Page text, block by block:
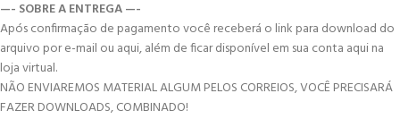
—- SOBRE A ENTREGA —-
Após confirmação de pagamento você receberá o link para download do
arquivo por e-mail ou aqui, além de ficar disponível em sua conta aqui na
loja virtual.
NÃO ENVIAREMOS MATERIAL ALGUM PELOS CORREIOS, VOCÊ PRECISARÁ
FAZER DOWNLOADS, COMBINADO!